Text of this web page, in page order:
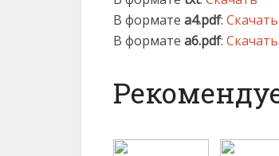
В формате a4.pdf: Скачать
В формате a6.pdf: Скачать